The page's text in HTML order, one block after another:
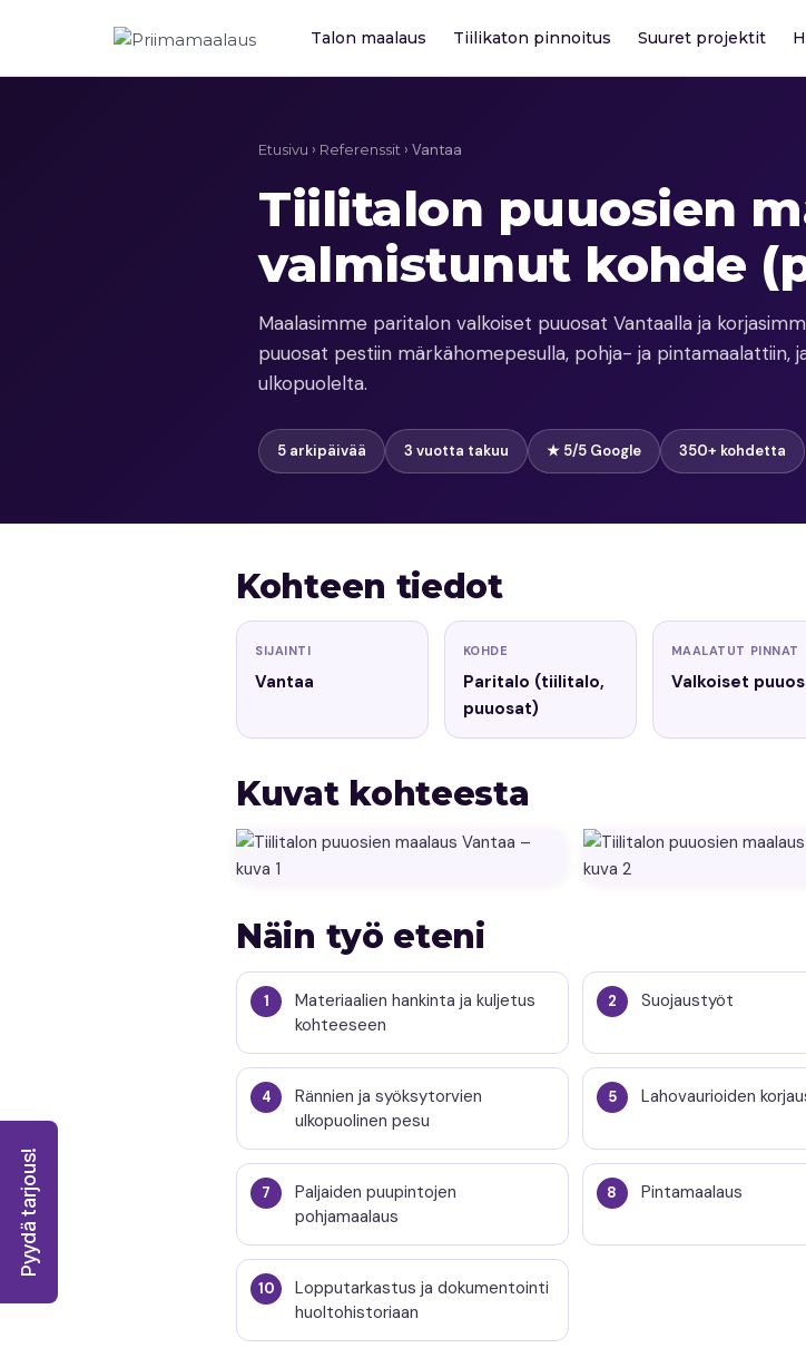
Pyydä tarjous!
Talon maalaus Tiilikaton pinnoitus Suuret projektit
Etusivu › Referenssit › Vantaa
Tiilitalon puuosien
valmistunut kohde
Maalasimme paritalon valkoiset puuosat Vantaalla ja
puuosat pestiin märkähomepesulla, pohja- ja pintamaalattiin,
ulkopuolelta.
5 arkipäivää 3 vuotta takuu ★ 5/5 Google 350+ kohdetta
Kohteen tiedot
SIJAINTI
Vantaa
KOHDE
Paritalo (tiilitalo,
puuosat)
MAALATUT PINNAT
Valkoiset
Kuvat kohteesta
Näin työ eteni
Materiaalien hankinta ja kuljetus
kohteeseen
Suojaustyöt
Rännien ja syöksytorvien
ulkopuolinen pesu
Lahovaurioiden
Paljaiden puupintojen
pohjamaalaus
Pintamaalaus
Lopputarkastus ja dokumentointi
huoltohistoriaan